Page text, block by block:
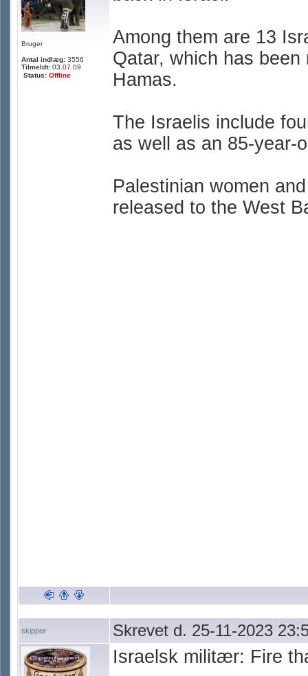
Bruger
Antal indlæg: 3556
Tilmeldt: 03.07.09
Status: Offline
Among them are 13
Qatar, which has
Hamas.
The Israelis include
as well as an 85-year-
Palestinian women
released to the West
skipper Skrevet d. 25-11-2023
Israelsk militær: Fire